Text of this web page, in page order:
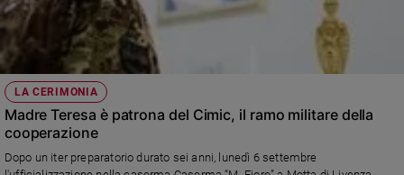
del
giorno
giorno
e
valori
LA CERIMONIA
Madre Teresa è patrona del Cimic, il ramo militare della
cooperazione
Dopo un iter preparatorio durato sei anni, lunedì 6 settembre